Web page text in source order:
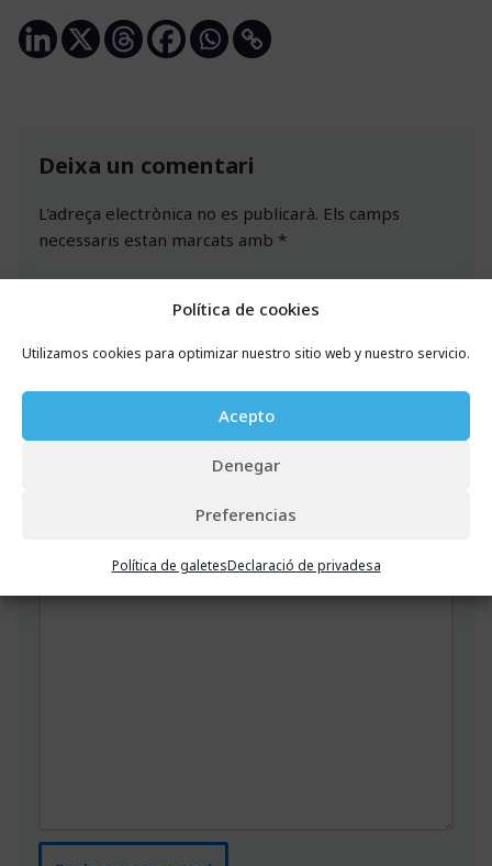
Política de cookies
Utilizamos cookies para optimizar nuestro sitio web y nuestro servicio.
Acepto
Denegar
Preferencias
Política de galetesDeclaració de privadesa
Deixa un comentari
L'adreça electrònica no es publicarà. Els camps
necessaris estan marcats amb *
Comentari*